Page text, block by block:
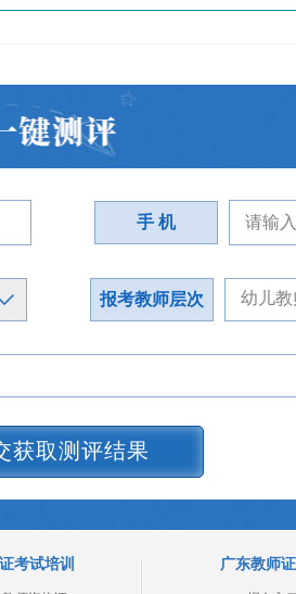
手 机
报考教师层次
获取测评结果
考试培训 广东教师